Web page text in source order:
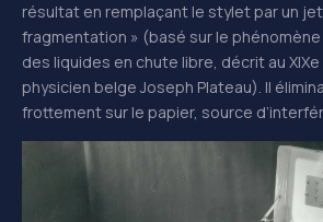
résultat en remplaçant le stylet par un jet
fragmentation » (basé sur le
des liquides en chute libre, décrit au
physicien belge Joseph Plateau). Il
frottement sur le papier, source